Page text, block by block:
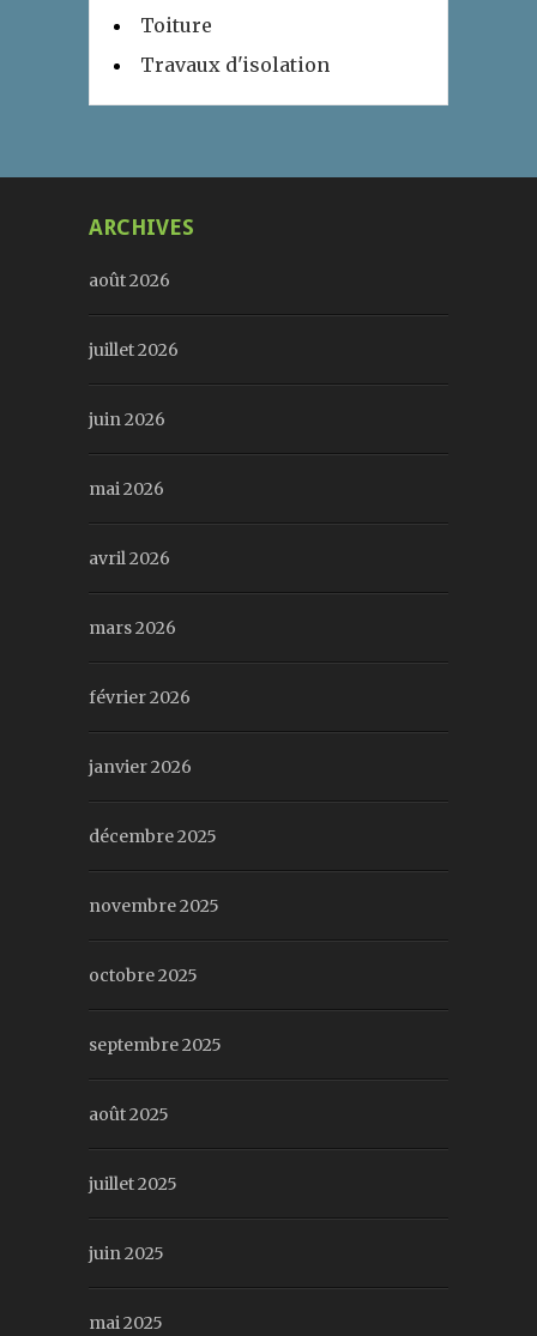
Toiture
Travaux d'isolation
ARCHIVES
août 2026
juillet 2026
juin 2026
mai 2026
avril 2026
mars 2026
février 2026
janvier 2026
décembre 2025
novembre 2025
octobre 2025
septembre 2025
août 2025
juillet 2025
juin 2025
mai 2025